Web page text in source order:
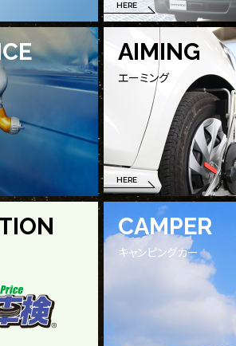
HERE
AIMING
エーミング
HERE
CAMPER
キャンピングカー